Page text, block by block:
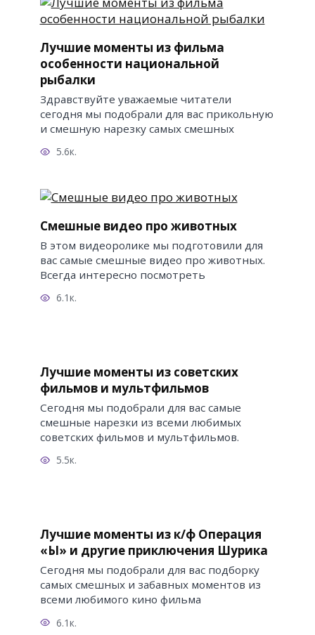
Лучшие моменты из фильма
особенности национальной
рыбалки
Здравствуйте уважаемые читатели
сегодня мы подобрали для вас прикольную
и смешную нарезку самых смешных
5.6к.
Смешные видео про животных
В этом видеоролике мы подготовили для
вас самые смешные видео про животных.
Всегда интересно посмотреть
6.1к.
Лучшие моменты из советских
фильмов и мультфильмов
Сегодня мы подобрали для вас самые
смешные нарезки из всеми любимых
советских фильмов и мультфильмов.
5.5к.
Лучшие моменты из к/ф Операция
«Ы» и другие приключения Шурика
Сегодня мы подобрали для вас подборку
самых смешных и забавных моментов из
всеми любимого кино фильма
6.1к.